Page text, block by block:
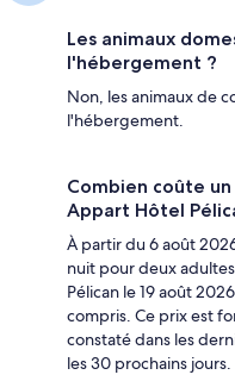
Les animaux
l'hébergement ?
Non, les animaux de
l'hébergement.
Combien coûte
Appart Hôtel
À partir du 6 août
nuit pour deux
Pélican le 19 août
compris. Ce prix est
constaté dans les
les 30 prochains